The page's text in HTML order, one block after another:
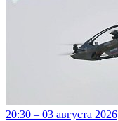
20:30 – 03 августа 2026